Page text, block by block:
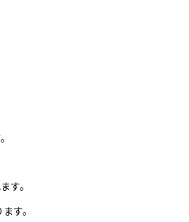
す。
す。